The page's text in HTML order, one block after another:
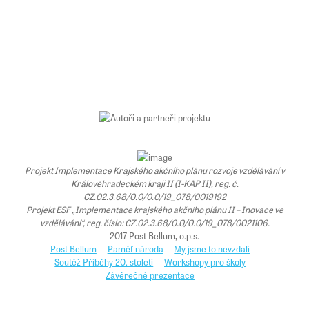
Projekt Implementace Krajského akčního plánu rozvoje vzdělávání v
Královéhradeckém kraji II (I-KAP II), reg. č.
CZ.02.3.68/0.0/0.0/19_078/0019192
Projekt ESF „Implementace krajského akčního plánu II – Inovace ve
vzdělávání“, reg. číslo: CZ.02.3.68/0.0/0.0/19_078/0021106.
2017 Post Bellum, o.p.s.
Post Bellum
Paměť národa
My jsme to nevzdali
Soutěž Příběhy 20. století
Workshopy pro školy
Závěrečné prezentace